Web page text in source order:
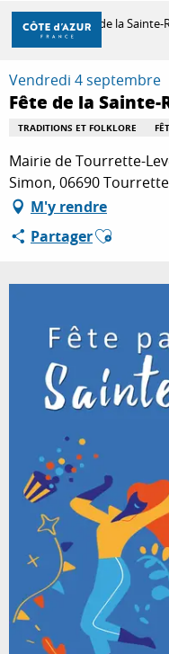
Aller
contenu
principal
DÉCOUVRIR
À FAIRE
SÉJOURNER
Accueil Fête de la Sainte-
Vendredi 4 septembre
Fête de la Sainte-
TRADITIONS ET FOLKLORE
Mairie de Tourrette-
Simon, 06690
M'y rendre
PartagerAjouter